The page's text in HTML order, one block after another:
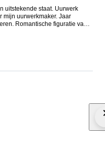
uitstekende staat. Uurwerk
mijn uurwerkmaker. Jaar
Romantische figuratie van
opwindsleutel en zeer goed
bijstellen. Het is geen
tot beantwoorden van